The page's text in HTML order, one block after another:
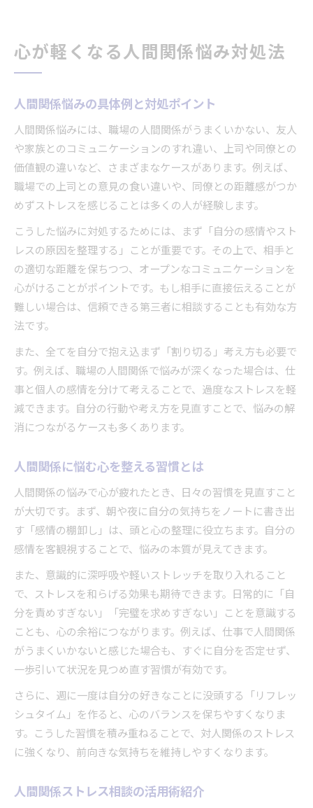
心が軽くなる人間関係悩み対処法
人間関係悩みの具体例と対処ポイント
人間関係悩みには、職場の人間関係がうまくいかない、友人
や家族とのコミュニケーションのすれ違い、上司や同僚との
価値観の違いなど、さまざまなケースがあります。例えば、
職場での上司との意見の食い違いや、同僚との距離感がつか
めずストレスを感じることは多くの人が経験します。
こうした悩みに対処するためには、まず「自分の感情やスト
レスの原因を整理する」ことが重要です。その上で、相手と
の適切な距離を保ちつつ、オープンなコミュニケーションを
心がけることがポイントです。もし相手に直接伝えることが
難しい場合は、信頼できる第三者に相談することも有効な方
法です。
また、全てを自分で抱え込まず「割り切る」考え方も必要で
す。例えば、職場の人間関係で悩みが深くなった場合は、仕
事と個人の感情を分けて考えることで、過度なストレスを軽
減できます。自分の行動や考え方を見直すことで、悩みの解
消につながるケースも多くあります。
人間関係に悩む心を整える習慣とは
人間関係の悩みで心が疲れたとき、日々の習慣を見直すこと
が大切です。まず、朝や夜に自分の気持ちをノートに書き出
す「感情の棚卸し」は、頭と心の整理に役立ちます。自分の
感情を客観視することで、悩みの本質が見えてきます。
また、意識的に深呼吸や軽いストレッチを取り入れること
で、ストレスを和らげる効果も期待できます。日常的に「自
分を責めすぎない」「完璧を求めすぎない」ことを意識する
ことも、心の余裕につながります。例えば、仕事で人間関係
がうまくいかないと感じた場合も、すぐに自分を否定せず、
一歩引いて状況を見つめ直す習慣が有効です。
さらに、週に一度は自分の好きなことに没頭する「リフレッ
シュタイム」を作ると、心のバランスを保ちやすくなりま
す。こうした習慣を積み重ねることで、対人関係のストレス
に強くなり、前向きな気持ちを維持しやすくなります。
人間関係ストレス相談の活用術紹介